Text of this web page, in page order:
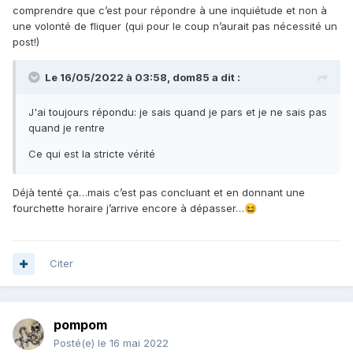
comprendre que c’est pour répondre à une inquiétude et non à
une volonté de fliquer (qui pour le coup n’aurait pas nécessité un
post!)
Le 16/05/2022 à 03:58, dom85 a dit :
J'ai toujours répondu: je sais quand je pars et je ne sais pas
quand je rentre
Ce qui est la stricte vérité
Déjà tenté ça…mais c’est pas concluant et en donnant une
fourchette horaire j’arrive encore à dépasser…😆
Citer
pompom
Posté(e) le 16 mai 2022